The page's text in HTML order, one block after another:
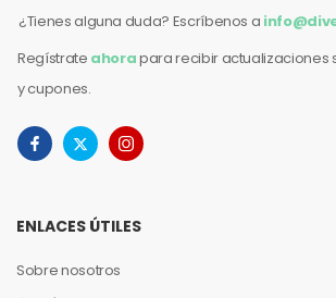
¿Tienes alguna duda? Escríbenos a
Regístrate ahorapara recibir actualizaciones
y cupones.
ENLACES ÚTILES
Sobre nosotros